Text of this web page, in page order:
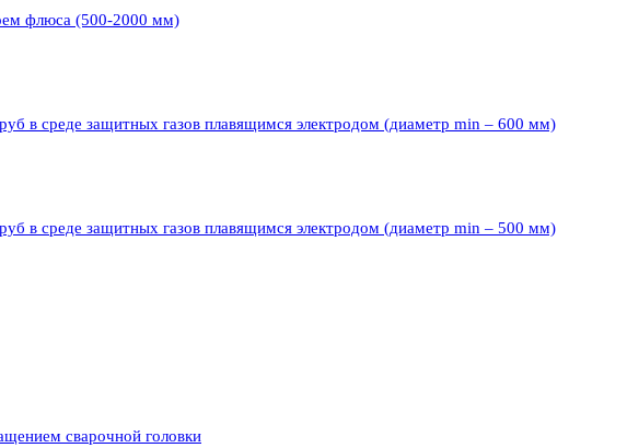
флюса (500-2000 мм)
в среде защитных газов плавящимся электродом (диаметр min – 600 мм)
в среде защитных газов плавящимся электродом (диаметр min – 500 мм)
сварочной головки